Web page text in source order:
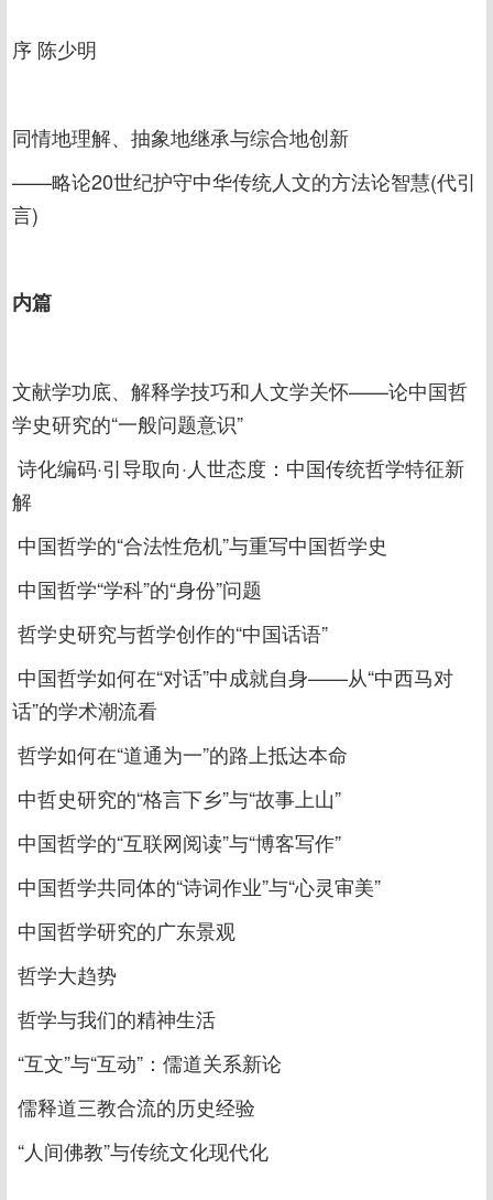
序 陈少明
同情地理解、抽象地继承与综合地创新
——略论20世纪护守中华传统人文的方法论智慧(代引
言)
内篇
文献学功底、解释学技巧和人文学关怀——论中国哲
学史研究的“一般问题意识”
诗化编码·引导取向·人世态度：中国传统哲学特征新
解
中国哲学的“合法性危机”与重写中国哲学史
中国哲学“学科”的“身份”问题
哲学史研究与哲学创作的“中国话语”
中国哲学如何在“对话”中成就自身——从“中西马对
话”的学术潮流看
哲学如何在“道通为一”的路上抵达本命
中哲史研究的“格言下乡”与“故事上山”
中国哲学的“互联网阅读”与“博客写作”
中国哲学共同体的“诗词作业”与“心灵审美”
中国哲学研究的广东景观
哲学大趋势
哲学与我们的精神生活
“互文”与“互动”：儒道关系新论
儒释道三教合流的历史经验
“人间佛教”与传统文化现代化